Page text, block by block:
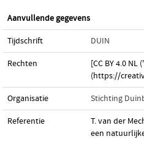
Aanvullende gegevens
Tijdschrift DUIN
Rechten
[CC BY 4.0
(https://
Organisatie Stichting
Referentie
T. van der
een